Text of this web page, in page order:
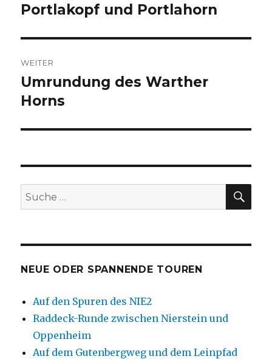
Beitrag:
Portlakopf und Portlahorn
WEITER
Nächster
Beitrag:
Umrundung des Warther
Horns
Suche
nach:
NEUE ODER SPANNENDE TOUREN
Auf den Spuren des NIE2
Raddeck-Runde zwischen Nierstein und
Oppenheim
Auf dem Gutenbergweg und dem Leinpfad